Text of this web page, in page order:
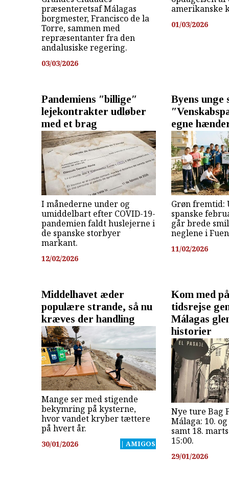
præsenteretsaf Málagas
borgmester, Francisco de la
Torre, sammen med
repræsentanter fra den
andalusiske regering.
03/03/2026
amerikanske
01/03/2026
Pandemiens ″billige″
lejekontrakter udløber
med et brag
I månederne under og
umiddelbart efter COVID-19-
pandemien faldt huslejerne i
de spanske storbyer
markant.
12/02/2026
Byens unge
egne
Grøn fremtid:
spanske
går brede
neglene i
11/02/2026
Middelhavet æder
populære strande, så nu
kræves der handling
Mange ser med stigende
bekymring på kysterne,
hvor vandet kryber tættere
på hvert år.
30/01/2026 | AMIGOS
Kom med
tidsrejse
Málagas
historier
Nye ture Bag
Málaga: 10.
samt 18.
15:00.
29/01/2026